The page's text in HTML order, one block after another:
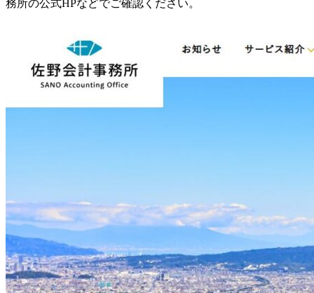
務所の公式HPなどでご確認ください。